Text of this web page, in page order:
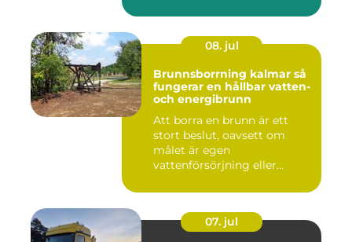
08. jul
Brunnsborrning kalmar så
fungerar en hållbar vatten-
och energibrunn
Att borra en brunn är ett
stort beslut, oavsett om
målet är egen
vattenförsörjning eller
07. jul